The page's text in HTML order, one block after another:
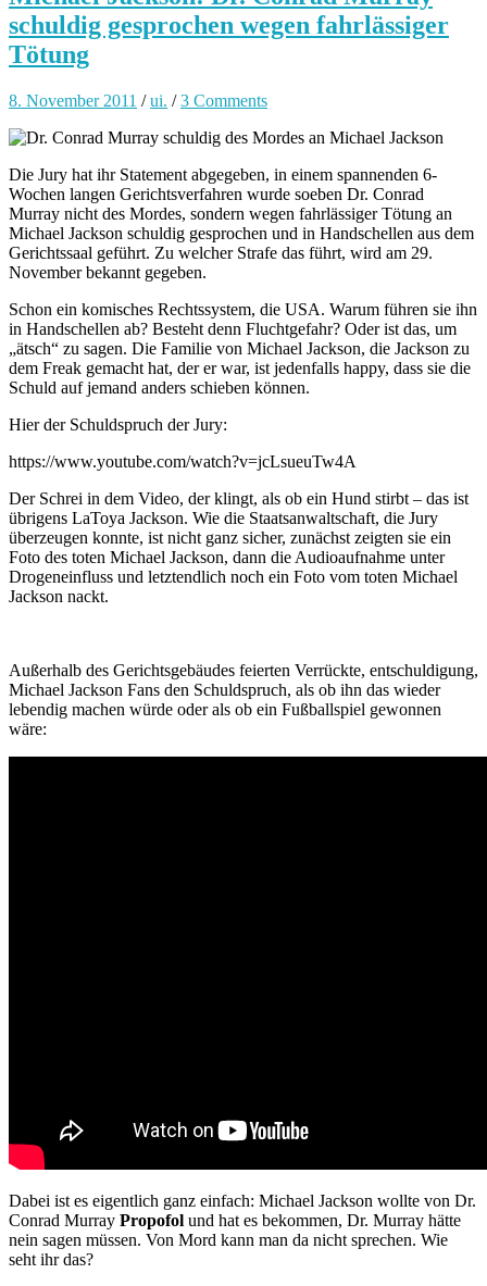
schuldig gesprochen wegen fahrlässiger
Tötung
8. November 2011 /ui. /3 Comments
Die Jury hat ihr Statement abgegeben, in einem spannenden 6-
Wochen langen Gerichtsverfahren wurde soeben Dr. Conrad
Murray nicht des Mordes, sondern wegen fahrlässiger Tötung an
Michael Jackson schuldig gesprochen und in Handschellen aus dem
Gerichtssaal geführt. Zu welcher Strafe das führt, wird am 29.
November bekannt gegeben.
Schon ein komisches Rechtssystem, die USA. Warum führen sie ihn
in Handschellen ab? Besteht denn Fluchtgefahr? Oder ist das, um
„ätsch“ zu sagen. Die Familie von Michael Jackson, die Jackson zu
dem Freak gemacht hat, der er war, ist jedenfalls happy, dass sie die
Schuld auf jemand anders schieben können.
Hier der Schuldspruch der Jury:
https://www.youtube.com/watch?v=jcLsueuTw4A
Der Schrei in dem Video, der klingt, als ob ein Hund stirbt – das ist
übrigens LaToya Jackson. Wie die Staatsanwaltschaft, die Jury
überzeugen konnte, ist nicht ganz sicher, zunächst zeigten sie ein
Foto des toten Michael Jackson, dann die Audioaufnahme unter
Drogeneinfluss und letztendlich noch ein Foto vom toten Michael
Jackson nackt.
Außerhalb des Gerichtsgebäudes feierten Verrückte, entschuldigung,
Michael Jackson Fans den Schuldspruch, als ob ihn das wieder
lebendig machen würde oder als ob ein Fußballspiel gewonnen
wäre:
Dabei ist es eigentlich ganz einfach: Michael Jackson wollte von Dr.
Conrad Murray Propofol und hat es bekommen, Dr. Murray hätte
nein sagen müssen. Von Mord kann man da nicht sprechen. Wie
seht ihr das?